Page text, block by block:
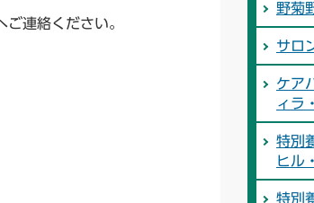
連絡ください。
野菊
サロ
ケア
ィラ
特別
ヒル
特別